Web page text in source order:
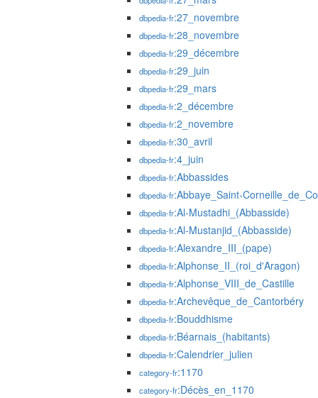
dbpedia-fr:27_novembre
dbpedia-fr:28_novembre
dbpedia-fr:29_décembre
dbpedia-fr:29_juin
dbpedia-fr:29_mars
dbpedia-fr:2_décembre
dbpedia-fr:2_novembre
dbpedia-fr:30_avril
dbpedia-fr:4_juin
dbpedia-fr:Abbassides
dbpedia-fr:Abbaye_Saint-
dbpedia-fr:Al-Mustadhi_(Abbasside)
dbpedia-fr:Al-Mustanjid_(Abbasside)
dbpedia-fr:Alexandre_III_(pape)
dbpedia-fr:Alphonse_II_(roi_d'Aragon)
dbpedia-fr:Alphonse_VIII_de_Castille
dbpedia-fr:Archevêque_de_Cantorbéry
dbpedia-fr:Bouddhisme
dbpedia-fr:Béarnais_(habitants)
dbpedia-fr:Calendrier_julien
category-fr:1170
category-fr:Décès_en_1170